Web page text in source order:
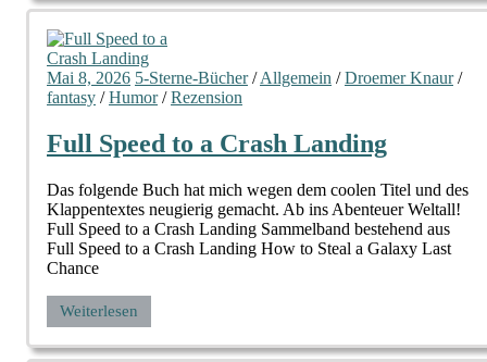
Mai 8, 2026 5-Sterne-Bücher/Allgemein /Droemer Knaur/
fantasy /Humor/Rezension
Full Speed to a Crash Landing
Das folgende Buch hat mich wegen dem coolen Titel und des
Klappentextes neugierig gemacht. Ab ins Abenteuer Weltall!
Full Speed to a Crash Landing Sammelband bestehend aus
Full Speed to a Crash Landing How to Steal a Galaxy Last
Chance
Weiterlesen